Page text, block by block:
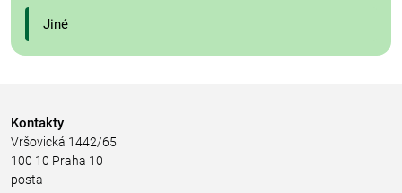
Jiné
Kontakty
Vršovická 1442/65
100 10 Praha 10
posta